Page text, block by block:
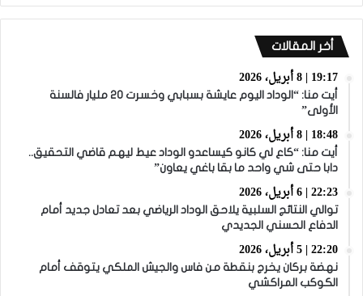
أخر المقالات
19:17 | 8 أبريل، 2026
أيت منا: “الوداد اليوم عايشة بسبابي وخسرت 20 مليار فالسنة
الأولى”
18:48 | 8 أبريل، 2026
أيت منا: “كاع لي كانو كيساعدو الوداد عيط ليهم قاضي التحقيق..
دابا حتى شي واحد ما بقا باغي يعاون”
22:23 | 6 أبريل، 2026
توالي النتائج السلبية يلاحق الوداد الرياضي بعد تعادل جديد أمام
الدفاع الحسني الجديدي
22:20 | 5 أبريل، 2026
نهضة بركان يخرج بنقطة من فاس والجيش الملكي يتوقف أمام
الكوكب المراكشي